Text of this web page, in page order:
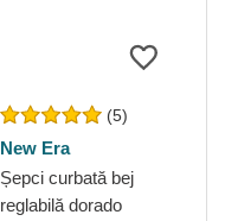
(5)
New Era
Șepci curbată bej
reglabilă dorado